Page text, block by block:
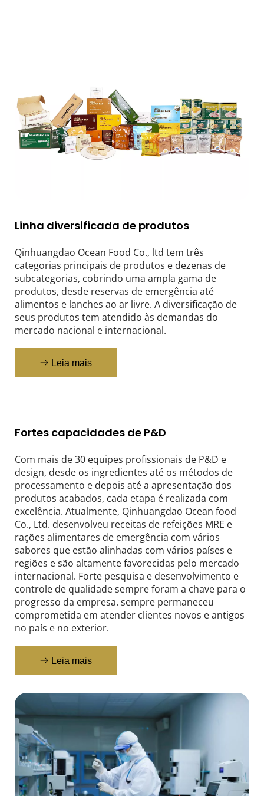
Linha diversificada de produtos
Qinhuangdao Ocean Food Co., ltd tem três
categorias principais de produtos e dezenas de
subcategorias, cobrindo uma ampla gama de
produtos, desde reservas de emergência até
alimentos e lanches ao ar livre. A diversificação de
seus produtos tem atendido às demandas do
mercado nacional e internacional.
Leia mais
Fortes capacidades de P&D
Com mais de 30 equipes profissionais de P&D e
design, desde os ingredientes até os métodos de
processamento e depois até a apresentação dos
produtos acabados, cada etapa é realizada com
excelência. Atualmente, Qinhuangdao Ocean food
Co., Ltd. desenvolveu receitas de refeições MRE e
rações alimentares de emergência com vários
sabores que estão alinhadas com vários países e
regiões e são altamente favorecidas pelo mercado
internacional. Forte pesquisa e desenvolvimento e
controle de qualidade sempre foram a chave para o
progresso da empresa. sempre permaneceu
comprometida em atender clientes novos e antigos
no país e no exterior.
Leia mais